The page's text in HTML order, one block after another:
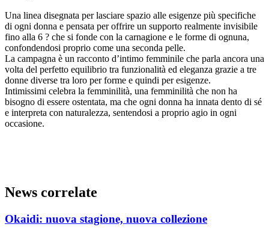
Una linea disegnata per lasciare spazio alle esigenze più specifiche
di ogni donna e pensata per offrire un supporto realmente invisibile
fino alla 6 ? che si fonde con la carnagione e le forme di ognuna,
confondendosi proprio come una seconda pelle.
La campagna è un racconto d’intimo femminile che parla ancora una
volta del perfetto equilibrio tra funzionalità ed eleganza grazie a tre
donne diverse tra loro per forme e quindi per esigenze.
Intimissimi celebra la femminilità, una femminilità che non ha
bisogno di essere ostentata, ma che ogni donna ha innata dento di sé
e interpreta con naturalezza, sentendosi a proprio agio in ogni
occasione.
News correlate
Okaidi: nuova stagione, nuova collezione